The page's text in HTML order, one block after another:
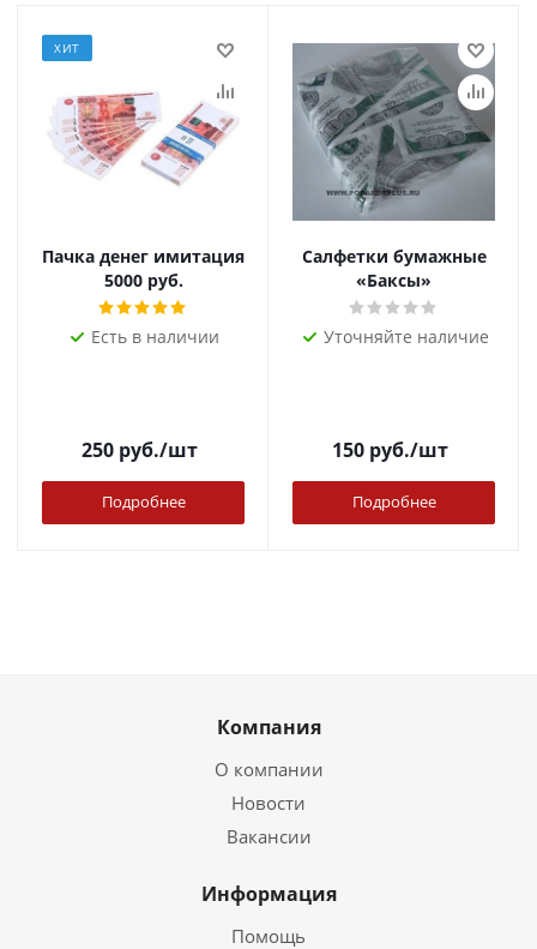
ХИТ
Пачка денег имитация
5000 руб.
Есть в наличии
250руб./шт
Подробнее
Салфетки бумажные
«Баксы»
Уточняйте наличие
150руб./шт
Подробнее
Компания
О компании
Новости
Вакансии
Информация
Помощь